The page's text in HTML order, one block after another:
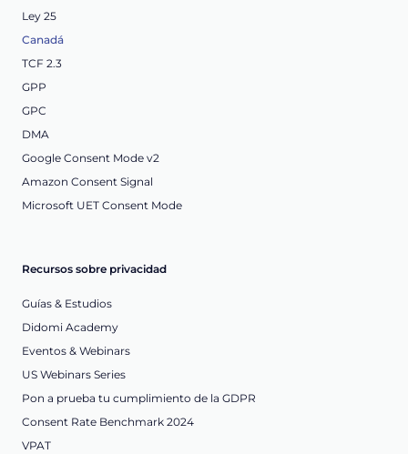
Ley 25
Canadá
TCF 2.3
GPP
GPC
DMA
Google Consent Mode v2
Amazon Consent Signal
Microsoft UET Consent Mode
Recursos sobre privacidad
Guías & Estudios
Didomi Academy
Eventos & Webinars
US Webinars Series
Pon a prueba tu cumplimiento de la GDPR
Consent Rate Benchmark 2024
VPAT